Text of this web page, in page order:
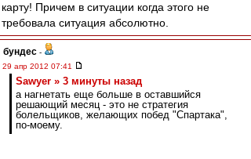
карту! Причем в ситуации когда этого не
требовала ситуация абсолютно.
бундес -
29 апр 2012 07:41
Sawyer » 3 минуты назад
а нагнетать еще больше в оставшийся
решающий месяц - это не стратегия
болельщиков, желающих побед "Спартака",
по-моему.